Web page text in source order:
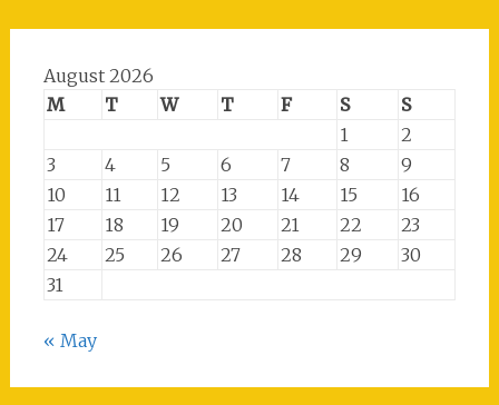
August 2026
M
T W T F S
S
1
2
3
4 5 6 7 8
9
10
11 12 13 14 15
16
17
18 19 20 21 22
23
24
25 26 27 28 29
30
31
« May